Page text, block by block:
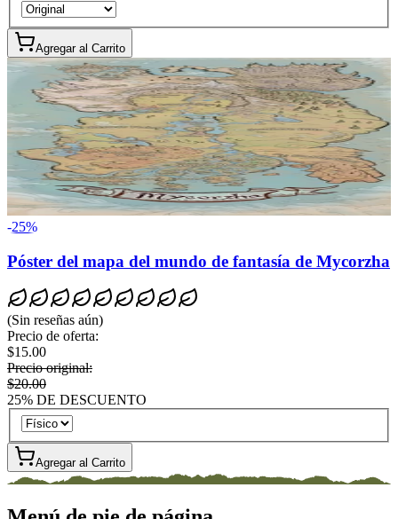
Agregar al Carrito
-25%
Póster del mapa del mundo de fantasía de Mycorzha
(Sin reseñas aún)
Precio de oferta:
$15.00
Precio original:
$20.00
25% DE DESCUENTO
Agregar al Carrito